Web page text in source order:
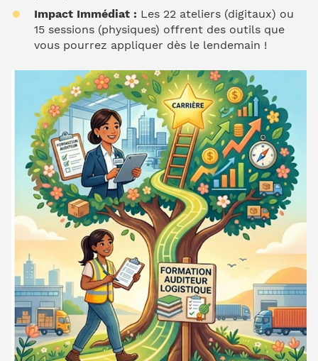
Impact Immédiat : Les 22 ateliers (digitaux) ou
15 sessions (physiques) offrent des outils que
vous pourrez appliquer dès le lendemain !